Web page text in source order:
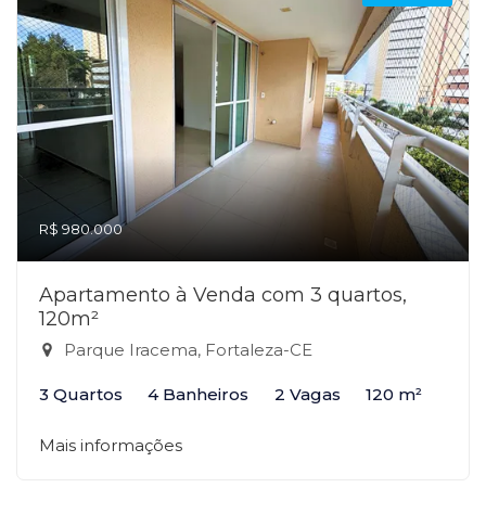
R$ 980.000
Apartamento à Venda com 3 quartos,
120m²
Parque Iracema, Fortaleza-CE
3 Quartos 4 Banheiros 2 Vagas 120 m²
Mais informações